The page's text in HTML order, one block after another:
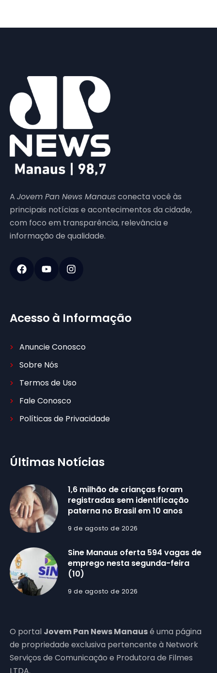
A Jovem Pan News Manausconecta você às
principais notícias e acontecimentos da cidade,
com foco em transparência, relevância e
informação de qualidade.
Acesso à Informação
Anuncie Conosco
Sobre Nós
Termos de Uso
Fale Conosco
Políticas de Privacidade
Últimas Notícias
1,6 milhão de crianças foram
registradas sem identificação
paterna no Brasil em 10 anos
9 de agosto de 2026
Sine Manaus oferta 594 vagas de
emprego nesta segunda-feira
(10)
9 de agosto de 2026
O portal Jovem Pan News Manausé uma página
de propriedade exclusiva pertencente à Network
Serviços de Comunicação e Produtora de Filmes